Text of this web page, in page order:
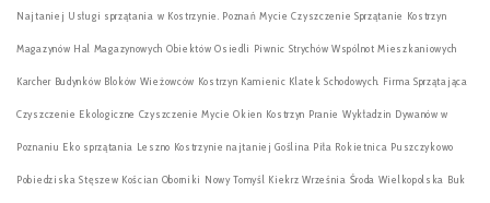
Najtaniej Usługi sprzątania w Kostrzynie. Poznań Mycie Czyszczenie Sprzątanie Kostrzyn
Magazynów Hal Magazynowych Obiektów Osiedli Piwnic Strychów Wspólnot Mieszkaniowych
Karcher Budynków Bloków Wieżowców Kostrzyn Kamienic Klatek Schodowych. Firma Sprzątająca
Czyszczenie Ekologiczne Czyszczenie Mycie Okien Kostrzyn Pranie Wykładzin Dywanów w
Poznaniu Eko sprzątania Leszno Kostrzynie najtaniej Goślina Piła Rokietnica Puszczykowo
Pobiedziska Stęszew Kościan Oborniki Nowy Tomyśl Kiekrz Września Środa Wielkopolska Buk